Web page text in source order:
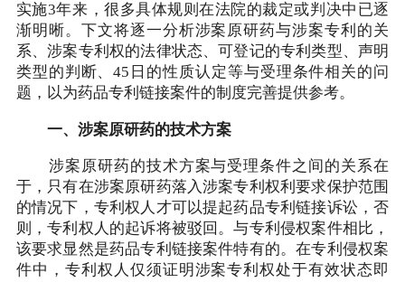
实施3年来，很多具体规则在法院的裁定或判决中已逐
渐明晰。下文将逐一分析涉案原研药与涉案专利的关
系、涉案专利权的法律状态、可登记的专利类型、声明
类型的判断、45日的性质认定等与受理条件相关的问
题，以为药品专利链接案件的制度完善提供参考。
一、涉案原研药的技术方案
涉案原研药的技术方案与受理条件之间的关系在
于，只有在涉案原研药落入涉案专利权利要求保护范围
的情况下，专利权人才可以提起药品专利链接诉讼，否
则，专利权人的起诉将被驳回。与专利侵权案件相比，
该要求显然是药品专利链接案件特有的。在专利侵权案
件中，专利权人仅须证明涉案专利权处于有效状态即